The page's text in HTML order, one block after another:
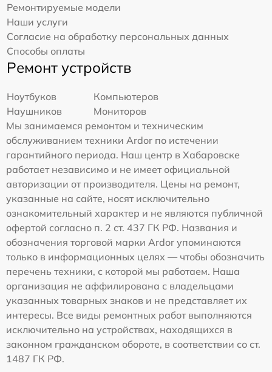
Ремонтируемые модели
Наши услуги
Согласие на обработку персональных данных
Способы оплаты
Ремонт устройств
Ноутбуков
Компьютеров
Наушников
Мониторов
Мы занимаемся ремонтом и техническим
обслуживанием техники Ardor по истечении
гарантийного периода. Наш центр в Хабаровске
работает независимо и не имеет официальной
авторизации от производителя. Цены на ремонт,
указанные на сайте, носят исключительно
ознакомительный характер и не являются публичной
офертой согласно п. 2 ст. 437 ГК РФ. Названия и
обозначения торговой марки Ardor упоминаются
только в информационных целях — чтобы обозначить
перечень техники, с которой мы работаем. Наша
организация не аффилирована с владельцами
указанных товарных знаков и не представляет их
интересы. Все виды ремонтных работ выполняются
исключительно на устройствах, находящихся в
законном гражданском обороте, в соответствии со ст.
1487 ГК РФ.